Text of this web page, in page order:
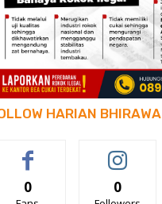
HARIAN BHIRAWA
0 0